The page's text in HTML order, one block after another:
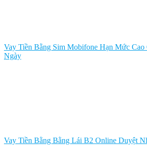
Vay Tiền Bằng Sim Mobifone Hạn Mức
Ngày
Vay Tiền Bằng Bằng Lái B2 Online Duyệt